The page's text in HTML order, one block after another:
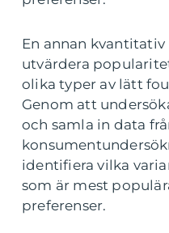
En annan
utvärdera
olika typer av lätt
Genom att
och samla in data
identifiera vilka
som är mest
preferenser.